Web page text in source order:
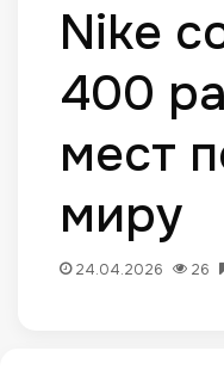
Nike
400
мест
миру
24.04.2026 26